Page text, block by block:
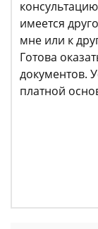
имеется
мне или к
Готова
документов.
платной